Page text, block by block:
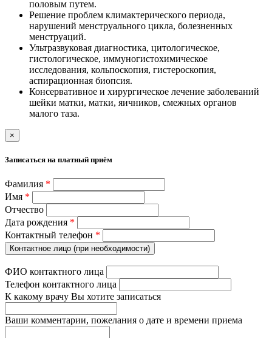
половым путем.
Решение проблем климактерического периода,
нарушений менструального цикла, болезненных
менструаций.
Ультразвуковая диагностика, цитологическое,
гистологическое, иммуногистохимическое
исследования, кольпоскопия, гистероскопия,
аспирационная биопсия.
Консервативное и хирургическое лечение заболеваний
шейки матки, матки, яичников, смежных органов
малого таза.
×
Записаться на платный приём
Фамилия *
Имя *
Отчество
Дата рождения *
Контактный телефон *
Контактное лицо (при необходимости)
ФИО контактного лица
Телефон контактного лица
К какому врачу Вы хотите записаться
Ваши комментарии, пожелания о дате и времени приема